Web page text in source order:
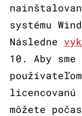
systému
Následne
10. Aby
licencovanú
môžete